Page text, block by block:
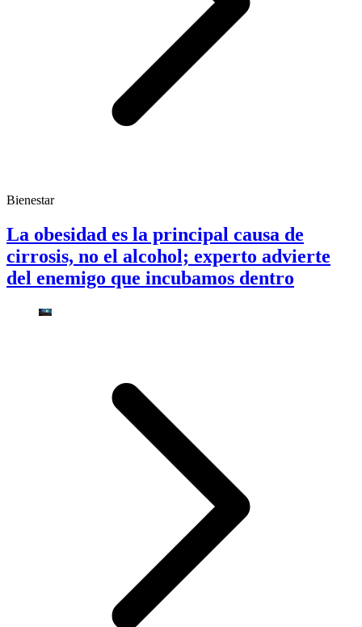
Bienestar
La obesidad es la principal causa de
cirrosis, no el alcohol; experto advierte
del enemigo que incubamos dentro